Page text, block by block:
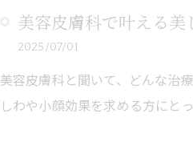
美容皮膚科で叶える美
2025/07/01
美容皮膚科と聞いて、どんな治
しわや小顔効果を求める方にと